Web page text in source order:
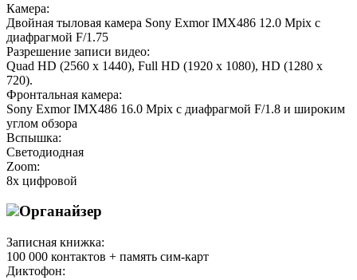
Камера:
Двойная тыловая камера Sony Exmor IMX486 12.0 Mpix с
диафрагмой F/1.75
Разрешение записи видео:
Quad HD (2560 x 1440), Full HD (1920 x 1080), HD (1280 х
720).
Фронтальная камера:
Sony Exmor IMX486 16.0 Mpix с диафрагмой F/1.8 и широким
углом обзора
Вспышка:
Светодиодная
Zoom:
8х цифровой
Органайзер
Записная книжка:
100 000 контактов + память сим-карт
Диктофон: